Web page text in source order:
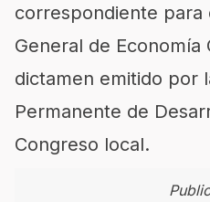
correspondiente para
General de Economía
dictamen emitido por
Permanente de
Congreso local.